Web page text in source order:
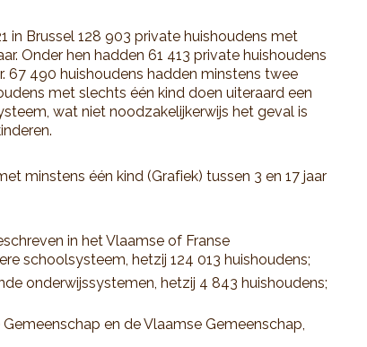
in Brussel 128 903 private huishoudens met
Onder hen hadden 61 413 private huishoudens
67 490 huishoudens hadden minstens twee
met slechts één kind doen uiteraard een
wat niet noodzakelijkerwijs het geval is
minstens één kind (Grafiek) tussen 3 en 17 jaar
in het Vlaamse of Franse
schoolsysteem, hetzij 124 013 huishoudens;
onderwijssystemen, hetzij 4 843 huishoudens;
en de Vlaamse Gemeenschap,